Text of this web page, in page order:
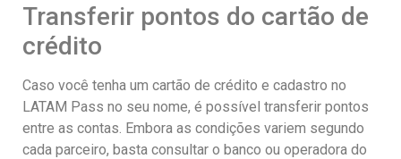
Transferir pontos do cartão de
crédito
Caso você tenha um cartão de crédito e cadastro no
LATAM Pass no seu nome, é possível transferir pontos
entre as contas. Embora as condições variem segundo
cada parceiro, basta consultar o banco ou operadora do